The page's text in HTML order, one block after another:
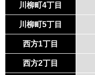
川柳町4丁目
川柳町5丁目
西方1丁目
西方2丁目